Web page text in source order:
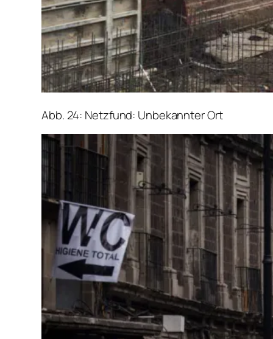
Abb. 24: Netzfund: Unbekannter Ort